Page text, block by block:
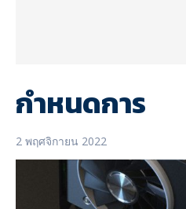
กำหนดการ
2 พฤศจิกายน 2022